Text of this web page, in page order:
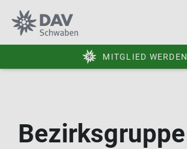
MITGLIED WERDEN
Bezirksgruppe